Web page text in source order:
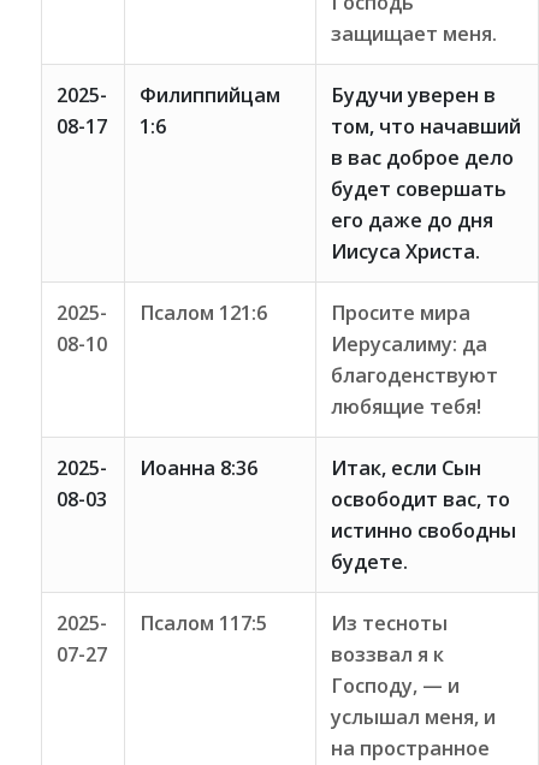
защищает меня.
2025-
08-17
Филиппийцам
1:6
Будучи уверен в
том, что начавший
в вас доброе дело
будет совершать
его даже до дня
Иисуса Христа.
2025-
08-10
Псалом 121:6
Просите мира
Иерусалиму: да
благоденствуют
любящие тебя!
2025-
08-03
Иоанна 8:36
Итак, если Сын
освободит вас, то
истинно свободны
будете.
2025-
07-27
Псалом 117:5
Из тесноты
воззвал я к
Господу, — и
услышал меня, и
на пространное